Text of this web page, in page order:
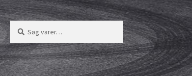
Søg
efter:
Søg